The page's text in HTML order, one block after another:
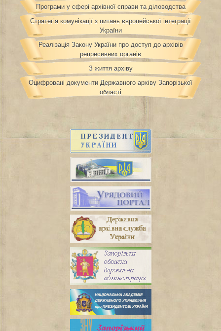
Програми у сфері архівної справи та діловодства
Стратегія комунікації з питань європейської інтеграції
України
Реалізація Закону України про доступ до архівів
репресивних органів
З життя архіву
Оцифровані документи Державного архіву Запорізької
області